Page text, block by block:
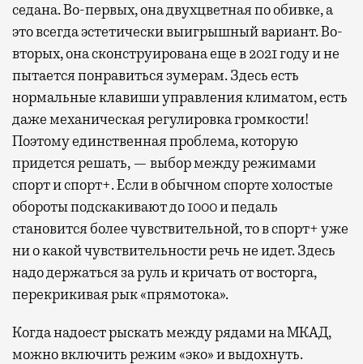
седана. Во-первых, она двухцветная по обивке, а
это всегда эстетически выигрышный вариант. Во-
вторых, она сконструирована еще в 2021 году и не
пытается понравиться зумерам. Здесь есть
нормальные клавиши управления климатом, есть
даже механическая регулировка громкости!
Поэтому единственная проблема, которую
придется решать, — выбор между режимами
спорт и спорт+. Если в обычном спорте холостые
обороты подскакивают до 1000 и педаль
становится более чувствительной, то в спорт+ уже
ни о какой чувствительности речь не идет. Здесь
надо держаться за руль и кричать от восторга,
перекрикивая рык «прямотока».
Когда надоест рыскать между рядами на МКАД,
можно включить режим «эко» и выдохнуть.